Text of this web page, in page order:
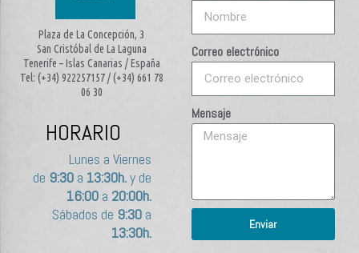
Plaza de La Concepción, 3
San Cristóbal de La Laguna
Tenerife – Islas Canarias / España
Tel: (+34) 922257157 / (+34) 661 78
06 30
HORARIO
Lunes a Viernes
de 9:30a 13:30h.y de
16:00a 20:00h.
Sábados de 9:30a
13:30h.
Correo electrónico
Mensaje
Enviar